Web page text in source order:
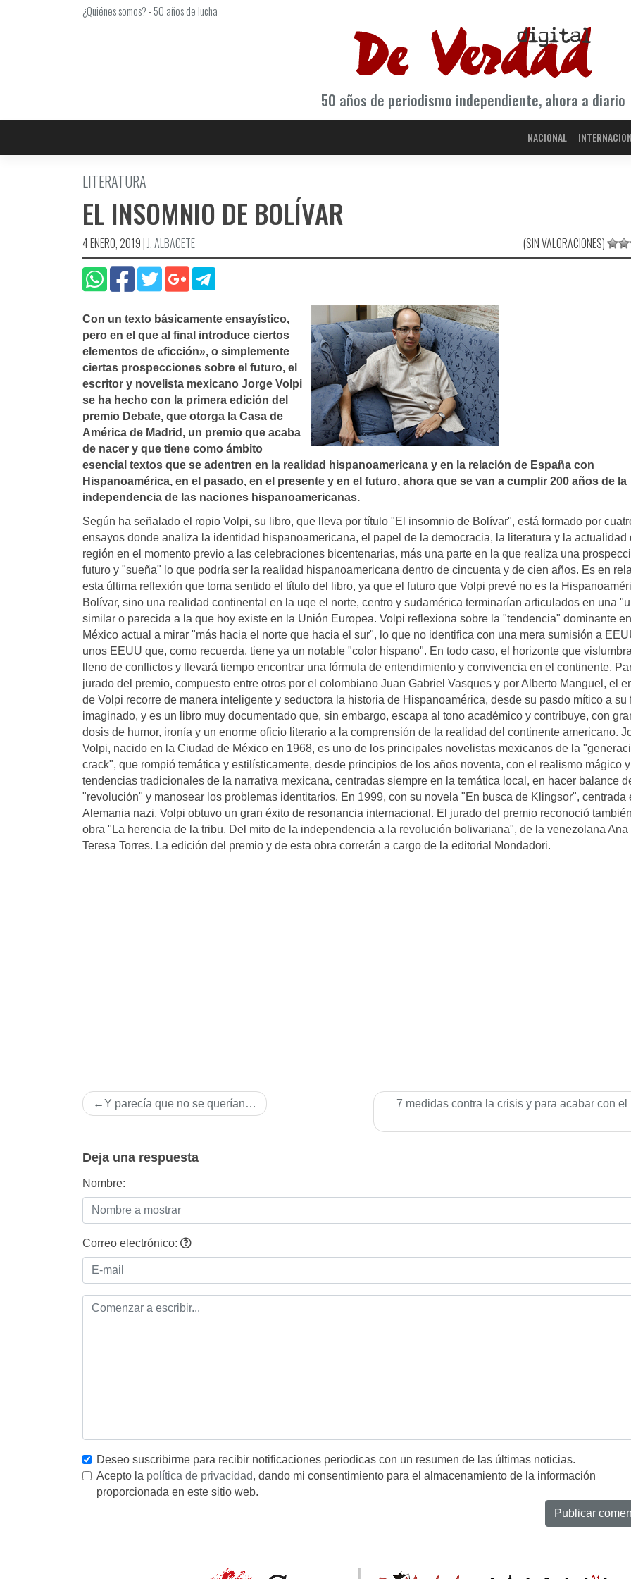
¿Quiénes somos?-50 años de lucha
50 años de periodismo independiente, ahora a diario
NACIONAL
LITERATURA
EL INSOMNIO DE BOLÍ­VAR
4 ENERO, 2019|J. ALBACETE (SIN VALORACIONES)
Con un texto básicamente ensayí­stico,
pero en el que al final introduce ciertos
elementos de «ficción», o simplemente
ciertas prospecciones sobre el futuro, el
escritor y novelista mexicano Jorge Volpi
se ha hecho con la primera edición del
premio Debate, que otorga la Casa de
América de Madrid, un premio que acaba
de nacer y que tiene como ámbito
esencial textos que se adentren en la realidad hispanoamericana y en la relación de España con
Hispanoamérica, en el pasado, en el presente y en el futuro, ahora que se van a cumplir 200 años de la
independencia de las naciones hispanoamericanas.
Según ha señalado el ropio Volpi, su libro, que lleva por título "El insomnio de Bolívar", está formado por
ensayos donde analiza la identidad hispanoamericana, el papel de la democracia, la literatura y la actualidad
región en el momento previo a las celebraciones bicentenarias, más una parte en la que realiza una
futuro y "sueña" lo que podría ser la realidad hispanoamericana dentro de cincuenta y de cien años. Es en
esta última reflexión que toma sentido el título del libro, ya que el futuro que Volpi prevé no es la
Bolívar, sino una realidad continental en la uqe el norte, centro y sudamérica terminarían articulados en una
similar o parecida a la que hoy existe en la Unión Europea. Volpi reflexiona sobre la "tendencia" dominante
México actual a mirar "más hacia el norte que hacia el sur", lo que no identifica con una mera sumisión a
unos EEUU que, como recuerda, tiene ya un notable "color hispano". En todo caso, el horizonte que
lleno de conflictos y llevará tiempo encontrar una fórmula de entendimiento y convivencia en el continente.
jurado del premio, compuesto entre otros por el colombiano Juan Gabriel Vasques y por Alberto Manguel, el
de Volpi recorre de manera inteligente y seductora la historia de Hispanoamérica, desde su pasdo mítico a su
imaginado, y es un libro muy documentado que, sin embargo, escapa al tono académico y contribuye, con
dosis de humor, ironía y un enorme oficio literario a la comprensión de la realidad del continente americano.
Volpi, nacido en la Ciudad de México en 1968, es uno de los principales novelistas mexicanos de la
crack", que rompió temática y estilísticamente, desde principios de los años noventa, con el realismo mágico
tendencias tradicionales de la narrativa mexicana, centradas siempre en la temática local, en hacer balance
"revolución" y manosear los problemas identitarios. En 1999, con su novela "En busca de Klingsor", centrada
Alemania nazi, Volpi obtuvo un gran éxito de resonancia internacional. El jurado del premio reconoció
obra "La herencia de la tribu. Del mito de la independencia a la revolución bolivariana", de la venezolana Ana
Teresa Torres. La edición del premio y de esta obra correrán a cargo de la editorial Mondadori.
Navegación
de
Y parecí­a que no se querí­an… 7 medidas contra la crisis y para acabar con el
Deja una respuesta
Nombre:
Correo electrónico:
Deseo suscribirme para recibir notificaciones periodicas con un resumen de las últimas noticias.
Acepto la política de privacidad, dando mi consentimiento para el almacenamiento de la información
proporcionada en este sitio web.